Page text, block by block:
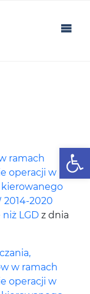
ramach
operacji w
2014-2020
LGD z dnia
w ramach
operacji w